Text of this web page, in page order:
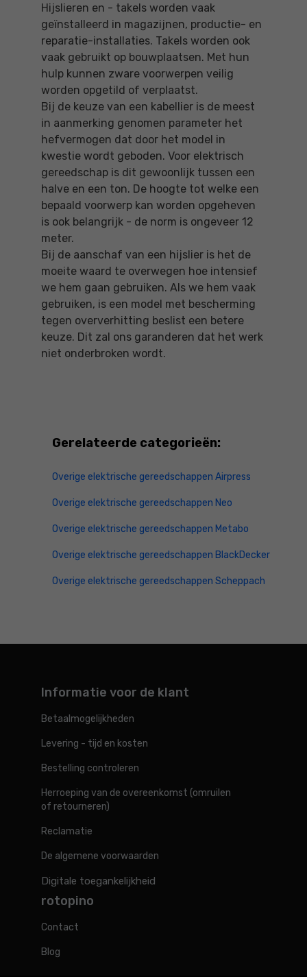
Hijslieren en - takels worden vaak
geïnstalleerd in magazijnen, productie- en
reparatie-installaties. Takels worden ook
vaak gebruikt op bouwplaatsen. Met hun
hulp kunnen zware voorwerpen veilig
worden opgetild of verplaatst.
Bij de keuze van een kabellier is de meest
in aanmerking genomen parameter het
hefvermogen dat door het model in
kwestie wordt geboden. Voor elektrisch
gereedschap is dit gewoonlijk tussen een
halve en een ton. De hoogte tot welke een
bepaald voorwerp kan worden opgeheven
is ook belangrijk - de norm is ongeveer 12
meter.
Bij de aanschaf van een hijslier is het de
moeite waard te overwegen hoe intensief
we hem gaan gebruiken. Als we hem vaak
gebruiken, is een model met bescherming
tegen oververhitting beslist een betere
keuze. Dit zal ons garanderen dat het werk
niet onderbroken wordt.
Gerelateerde categorieën:
Overige elektrische gereedschappen Airpress
Overige elektrische gereedschappen Neo
Overige elektrische gereedschappen Metabo
Overige elektrische gereedschappen BlackDecker
Overige elektrische gereedschappen Scheppach
Informatie voor de klant
Betaalmogelijkheden
Levering - tijd en kosten
Bestelling controleren
Herroeping van de overeenkomst (omruilen
of retourneren)
Reclamatie
De algemene voorwaarden
Digitale toegankelijkheid
rotopino
Contact
Blog